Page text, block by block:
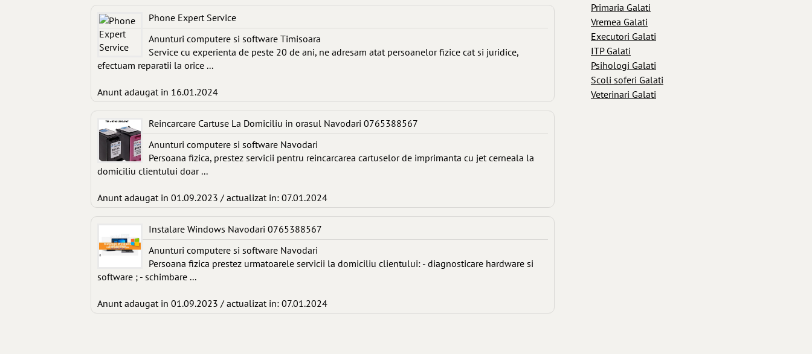
Phone Expert Service
Anunturi computere si software Timisoara
Service cu experienta de peste 20 de ani, ne adresam atat persoanelor fizice cat si juridice,
efectuam reparatii la orice ...
Anunt adaugat in 16.01.2024
Reincarcare Cartuse La Domiciliu in orasul Navodari 0765388567
Anunturi computere si software Navodari
Persoana fizica, prestez servicii pentru reincarcarea cartuselor de imprimanta cu jet cerneala la
domiciliu clientului doar ...
Anunt adaugat in 01.09.2023 / actualizat in: 07.01.2024
Instalare Windows Navodari 0765388567
Anunturi computere si software Navodari
Persoana fizica prestez urmatoarele servicii la domiciliu clientului: - diagnosticare hardware si
software ; - schimbare ...
Anunt adaugat in 01.09.2023 / actualizat in: 07.01.2024
Primaria Galati
Vremea Galati
Executori Galati
ITP Galati
Psihologi Galati
Scoli soferi Galati
Veterinari Galati